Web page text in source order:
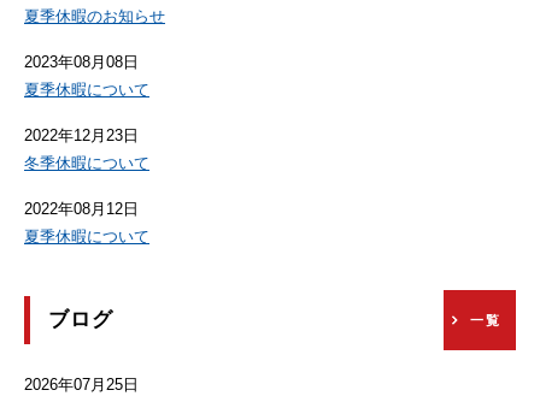
夏季休暇のお知らせ
2023年08月08日
夏季休暇について
2022年12月23日
冬季休暇について
2022年08月12日
夏季休暇について
ブログ 一覧
2026年07月25日